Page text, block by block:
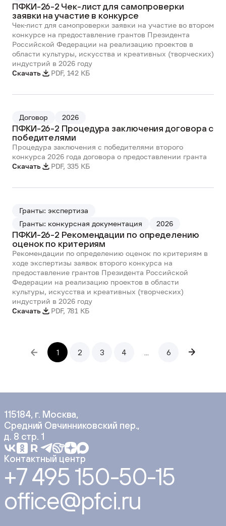
ПФКИ-26-2 Чек-лист для самопроверки
заявки на участие в конкурсе
Чек-лист для самопроверки заявки на участие во втором
конкурсе на предоставление грантов Президента
Российской Федерации на реализацию проектов в
области культуры, искусства и креативных (творческих)
индустрий в 2026 году
Скачать
PDF, 142 КБ
Договор 2026
ПФКИ-26-2 Процедура заключения договора с
победителями
Процедура заключения с победителями второго
конкурса 2026 года договора о предоставлении гранта
Скачать
PDF, 335 КБ
Гранты: экспертиза
Гранты: конкурсная документация
2026
ПФКИ-26-2 Рекомендации по определению
оценок по критериям
Рекомендации по определению оценок по критериям в
ходе экспертизы заявок второго конкурса на
предоставление грантов Президента Российской
Федерации на реализацию проектов в области
культуры, искусства и креативных (творческих)
индустрий в 2026 году
Скачать
PDF, 781 КБ
1 2 3 4 6
115184, г. Москва,
Средний Овчинниковский пер.,
д. 8 стр. 1
Контактный центр
+7 495 150-50-15
office@pfci.ru